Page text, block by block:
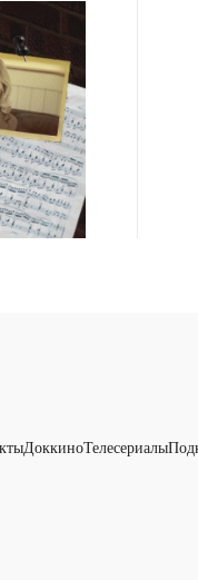
ДоккиноТелесериалы